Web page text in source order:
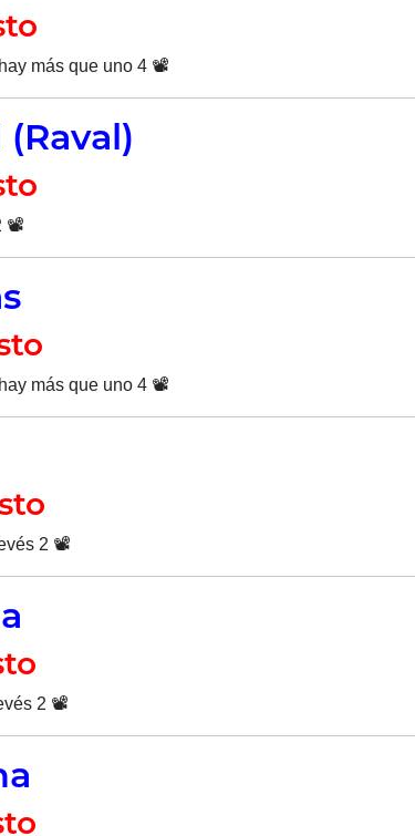
más que uno 4 📽️
(Raval)
📽️
más que uno 4 📽️
2 📽️
2 📽️